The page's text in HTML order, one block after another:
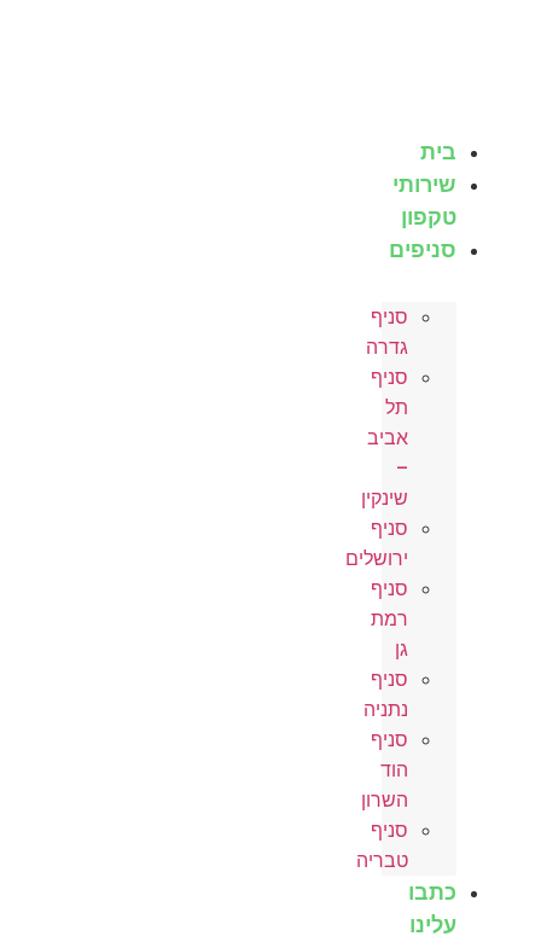
בית
שירותי
טקפון
סניפים
סניף
גדרה
סניף
אביב
שינקין
סניף
ירושלים
סניף
רמת
סניף
נתניה
סניף
השרון
סניף
טבריה
כתבו
עלינו